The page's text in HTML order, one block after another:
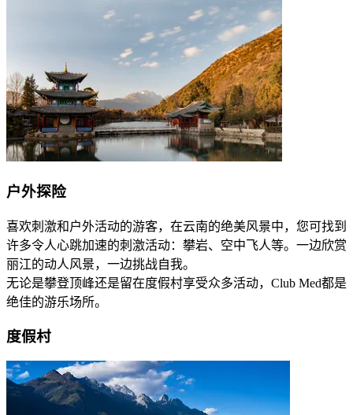
户外探险
喜欢刺激和户外活动的游客，在云南的绝美风景中，您可找到
许多令人心跳加速的刺激活动：攀岩、空中飞人等。一边欣赏
丽江的动人风景，一边挑战自我。
无论是攀登顶峰还是留在度假村享受众多活动，Club Med都是
绝佳的游乐场所。
度假村